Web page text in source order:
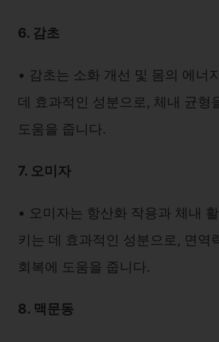
6. 감초
• 감초는 소화 개선 및 몸의 에너
데 효과적인 성분으로, 체내 균형
도움을 줍니다.
7. 오미자
• 오미자는 항산화 작용과 체내
키는 데 효과적인 성분으로, 면역
회복에 도움을 줍니다.
8. 맥문동